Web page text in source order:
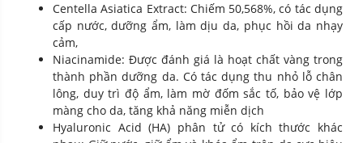
Centella Asiatica Extract: Chiếm 50,568%, có tác dụng
cấp nước, dưỡng ẩm, làm dịu da, phục hồi da nhạy
cảm,
Niacinamide: Được đánh giá là hoạt chất vàng trong
thành phần dưỡng da. Có tác dụng thu nhỏ lỗ chân
lông, duy trì độ ẩm, làm mờ đốm sắc tố, bảo vệ lớp
màng cho da, tăng khả năng miễn dịch
Hyaluronic Acid (HA) phân tử có kích thước khác